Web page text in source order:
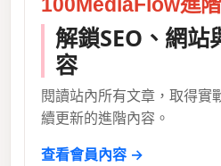
100MediaFlow進
解鎖SEO、網站
容
閱讀站內所有文章，取得實
續更新的進階內容。
查看會員內容 →